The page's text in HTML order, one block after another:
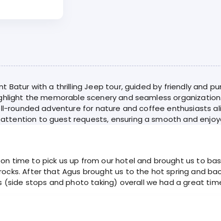
Batur with a thrilling Jeep tour, guided by friendly and
the memorable scenery and seamless
rounded adventure for nature and coffee enthusiasts
to guest requests, ensuring a smooth and
time to pick us up from our hotel and brought us to
After that Agus brought us to the hot spring and
stops and photo taking) overall we had a great